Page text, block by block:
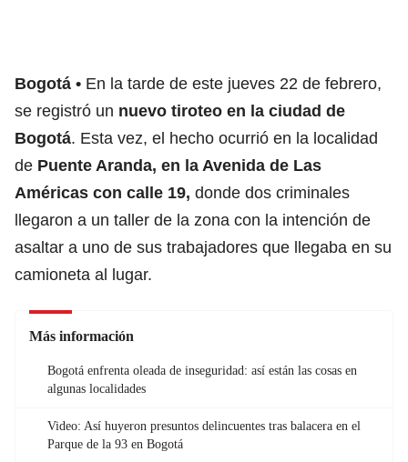
Bogotá
En la tarde de este jueves 22 de febrero,
se registró un nuevo tiroteo en la ciudad de
Bogotá. Esta vez, el hecho ocurrió en la localidad
de Puente Aranda, en la Avenida de Las
Américas con calle 19, donde dos criminales
llegaron a un taller de la zona con la intención de
asaltar a uno de sus trabajadores que llegaba en su
camioneta al lugar.
Más información
Bogotá enfrenta oleada de inseguridad: así están las cosas en
algunas localidades
Video: Así huyeron presuntos delincuentes tras balacera en el
Parque de la 93 en Bogotá